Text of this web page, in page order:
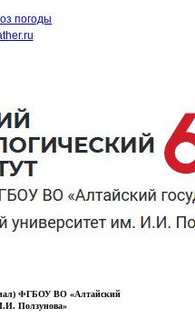
погоды
ФГБОУ ВО «Алтайский
Ползунова»